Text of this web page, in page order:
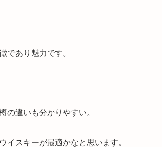
であり魅力です。
の違いも分かりやすい。
イスキーが最適かなと思います。